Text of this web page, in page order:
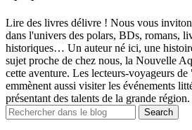
Lire des livres délivre ! Nous vous
dans l'univers des polars, BDs, romans,
historiques… Un auteur né ici, une
sujet proche de chez nous, la Nouvelle
cette aventure. Les lecteurs-voyageurs
emmènent aussi visiter les événements
présentant des talents de la grande région.